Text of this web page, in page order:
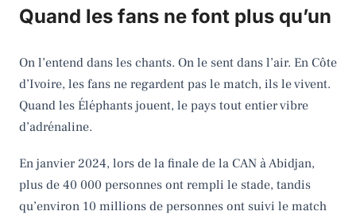
Quand les fans ne font plus qu’un
On l’entend dans les chants. On le sent dans l’air. En Côte
d’Ivoire, les fans ne regardent pas le match, ils le vivent.
Quand les Éléphants jouent, le pays tout entier vibre
d’adrénaline.
En janvier 2024, lors de la finale de la CAN à Abidjan,
plus de 40 000 personnes ont rempli le stade, tandis
qu’environ 10 millions de personnes ont suivi le match